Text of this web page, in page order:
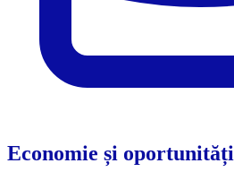
Economie și oportunități